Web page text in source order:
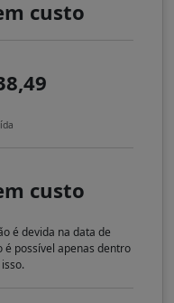
custo
custo
é devida na data de
possível apenas dentro